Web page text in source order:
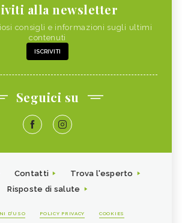
alla newsletter
consigli e informazioni sugli ultimi
contenuti
ISCRIVITI
Seguici su
Contatti
Trova l'esperto
Risposte di salute
D'USO POLICY PRIVACY COOKIES